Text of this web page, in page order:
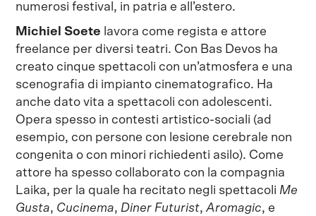
numerosi festival, in patria e all’estero.
Michiel Soete lavora come regista e attore
freelance per diversi teatri. Con Bas Devos ha
creato cinque spettacoli con un’atmosfera e una
scenografia di impianto cinematografico. Ha
anche dato vita a spettacoli con adolescenti.
Opera spesso in contesti artistico-sociali (ad
esempio, con persone con lesione cerebrale non
congenita o con minori richiedenti asilo). Come
attore ha spesso collaborato con la compagnia
Laika, per la quale ha recitato negli spettacoli Me
Gusta, Cucinema, Diner Futurist,Aromagic, e